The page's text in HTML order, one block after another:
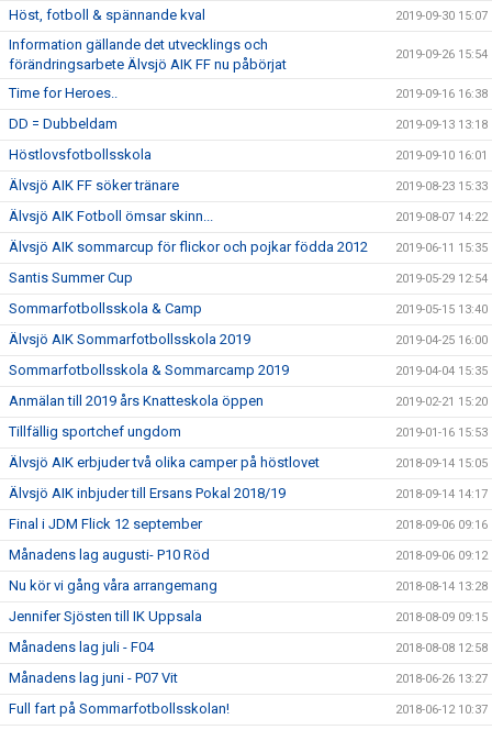
Höst, fotboll & spännande kval 2019-09-30 15:07
Information gällande det utvecklings och
förändringsarbete Älvsjö AIK FF nu påbörjat
2019-09-26 15:54
Time for Heroes.. 2019-09-16 16:38
DD = Dubbeldam 2019-09-13 13:18
Höstlovsfotbollsskola 2019-09-10 16:01
Älvsjö AIK FF söker tränare 2019-08-23 15:33
Älvsjö AIK Fotboll ömsar skinn... 2019-08-07 14:22
Älvsjö AIK sommarcup för flickor och pojkar födda 2012 2019-06-11 15:35
Santis Summer Cup 2019-05-29 12:54
Sommarfotbollsskola & Camp 2019-05-15 13:40
Älvsjö AIK Sommarfotbollsskola 2019 2019-04-25 16:00
Sommarfotbollsskola & Sommarcamp 2019 2019-04-04 15:35
Anmälan till 2019 års Knatteskola öppen 2019-02-21 15:20
Tillfällig sportchef ungdom 2019-01-16 15:53
Älvsjö AIK erbjuder två olika camper på höstlovet 2018-09-14 15:05
Älvsjö AIK inbjuder till Ersans Pokal 2018/19 2018-09-14 14:17
Final i JDM Flick 12 september 2018-09-06 09:16
Månadens lag augusti- P10 Röd 2018-09-06 09:12
Nu kör vi gång våra arrangemang 2018-08-14 13:28
Jennifer Sjösten till IK Uppsala 2018-08-09 09:15
Månadens lag juli - F04 2018-08-08 12:58
Månadens lag juni - P07 Vit 2018-06-26 13:27
Full fart på Sommarfotbollsskolan! 2018-06-12 10:37